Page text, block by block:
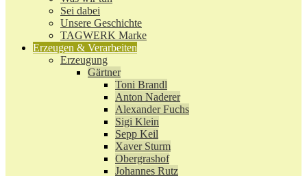
Sei dabei
Unsere Geschichte
TAGWERK Marke
Erzeugen & Verarbeiten
Erzeugung
Gärtner
Toni Brandl
Anton Naderer
Alexander Fuchs
Sigi Klein
Sepp Keil
Xaver Sturm
Obergrashof
Johannes Rutz